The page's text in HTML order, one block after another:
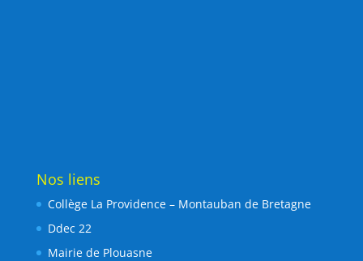
Nos liens
Collège La Providence – Montauban de Bretagne
Ddec 22
Mairie de Plouasne